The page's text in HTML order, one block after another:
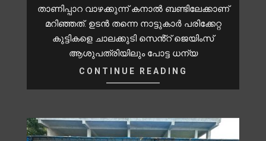
താണിപ്പാറ വാഴക്കുന്ന് കനാൽ ബണ്ടിലേക്കാണ്
മറിഞ്ഞത്. ഉടൻ തന്നെ നാട്ടുകാർ പരിക്കേറ്റ
കുട്ടികളെ ചാലക്കുടി സെൻ്റ് ജെയിംസ്
ആശുപത്രിയിലും പോട്ട ധന്യ
CONTINUE READING